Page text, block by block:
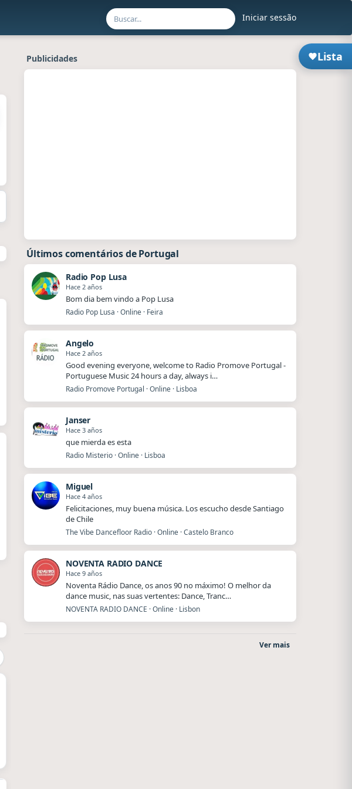
Iniciar sessão
Lista
Publicidades
Últimos comentários de Portugal
Radio Pop Lusa
Hace 2 años
Bom dia bem vindo a Pop Lusa
Radio Pop Lusa · Online · Feira
Angelo
Hace 2 años
Good evening everyone, welcome to Radio Promove Portugal -
Portuguese Music 24 hours a day, always i…
Radio Promove Portugal · Online · Lisboa
Janser
Hace 3 años
que mierda es esta
Radio Misterio · Online · Lisboa
Miguel
Hace 4 años
Felicitaciones, muy buena música. Los escucho desde Santiago
de Chile
The Vibe Dancefloor Radio · Online · Castelo Branco
NOVENTA RADIO DANCE
Hace 9 años
Noventa Rádio Dance, os anos 90 no máximo! O melhor da
dance music, nas suas vertentes: Dance, Tranc…
NOVENTA RADIO DANCE · Online · Lisbon
Ver mais